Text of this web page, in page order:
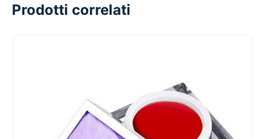
Prodotti correlati